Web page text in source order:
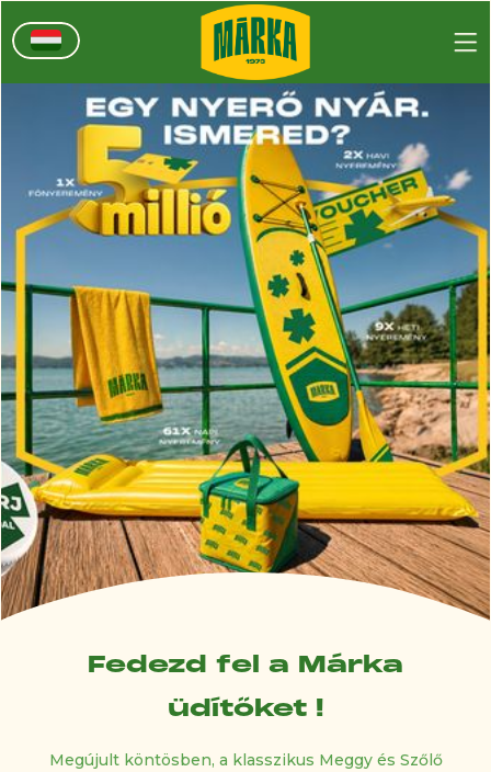
Fedezd fel a Márka
üdítőket !
Megújult köntösben, a klasszikus Meggy és Szőlő